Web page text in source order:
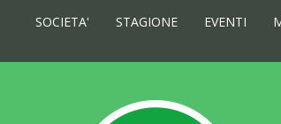
SOCIETA' STAGIONE EVENTI